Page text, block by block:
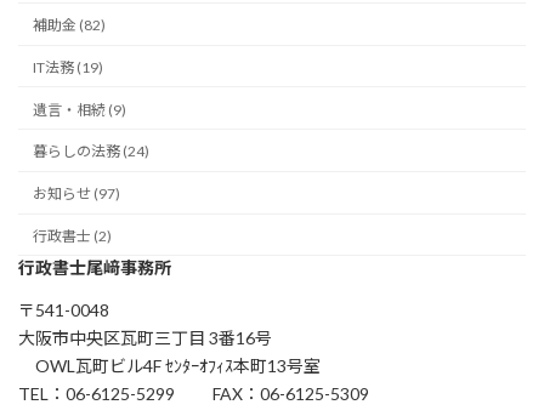
補助金 (82)
IT法務 (19)
遺言・相続 (9)
暮らしの法務 (24)
お知らせ (97)
行政書士 (2)
行政書士尾﨑事務所
〒541-0048
大阪市中央区瓦町三丁目 3番16号
OWL瓦町ビル4F ｾﾝﾀｰｵﾌｨｽ本町13号室
TEL：06-6125-5299 FAX：06-6125-5309